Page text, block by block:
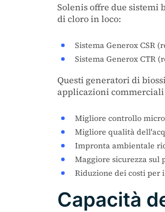
Solenis offre due sistemi
di cloro in loco:
Sistema Generox CSR
Sistema Generox CTR
Questi generatori di
applicazioni
Migliore controllo
Migliore qualità
Impronta ambientale
Maggiore sicurezza sul
Riduzione dei costi
Capacità